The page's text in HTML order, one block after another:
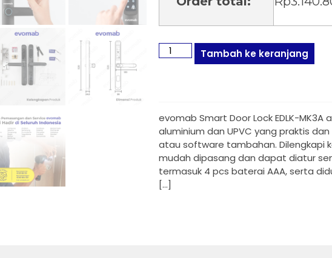
Tambah ke keranjang
evomab Smart Door Lock EDLK-
aluminium dan UPVC yang praktis
atau software tambahan. Dilengkapi
mudah dipasang dan dapat diatur
termasuk 4 pcs baterai AAA, serta
[…]